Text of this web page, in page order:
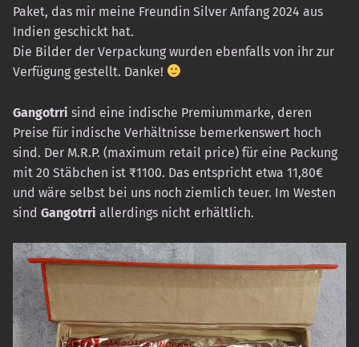
Paket, das mir meine Freundin Silver Anfang 2024 aus
Indien geschickt hat.
Die Bilder der Verpackung wurden ebenfalls von ihr zur
Verfügung gestellt. Danke!
Gangotrri sind eine indische Premiummarke, deren
Preise für indische Verhältnisse bemerkenswert hoch
sind. Der M.R.P. (maximum retail price) für eine Packung
mit 20 Stäbchen ist ₹1100. Das entspricht etwa 11,80€
und wäre selbst bei uns noch ziemlich teuer. Im Westen
sind Gangotrri allerdings nicht erhältlich.